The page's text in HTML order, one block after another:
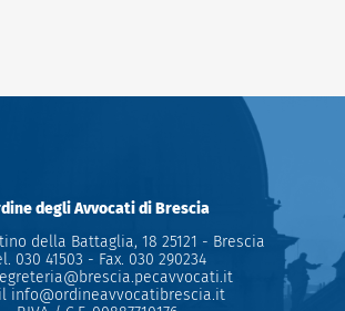
degli Avvocati di Brescia
della Battaglia, 18 25121 - Brescia
030 41503 - Fax. 030 290234
info@ordineavvocatibrescia.it